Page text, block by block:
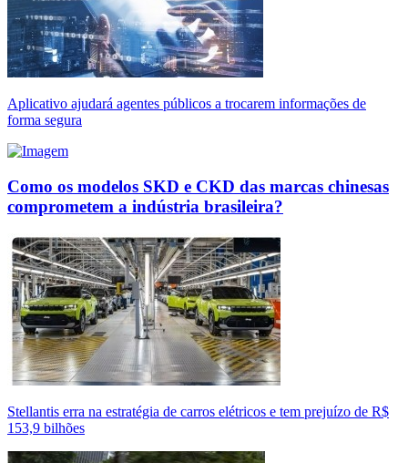
Aplicativo ajudará agentes públicos a trocarem informações de
forma segura
Como os modelos SKD e CKD das marcas chinesas
comprometem a indústria brasileira?
Stellantis erra na estratégia de carros elétricos e tem prejuízo de R$
153,9 bilhões